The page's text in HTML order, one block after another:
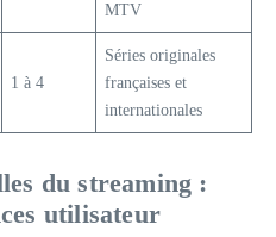
MTV
1 à 4
Séries originales
françaises et
internationales
du streaming :
utilisateur